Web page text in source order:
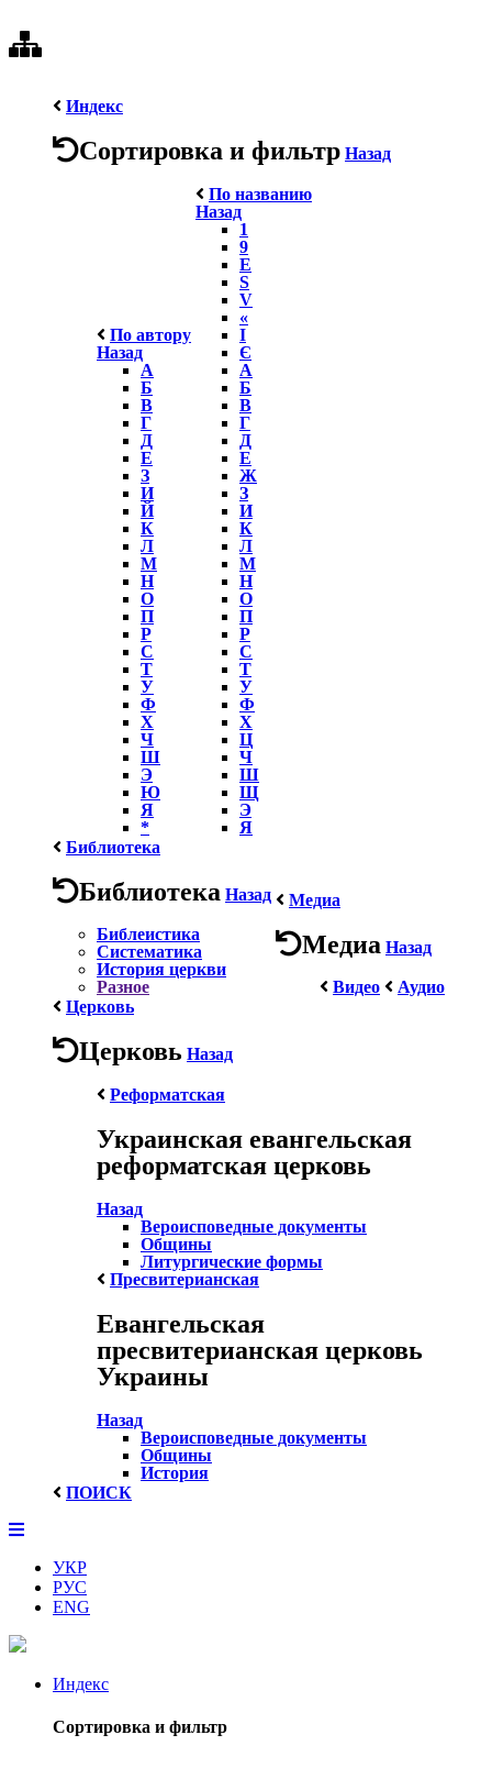
Индекс
Сортировка и фильтр Назад
По автору
Назад
А
Б
В
Г
Д
Е
З
И
Й
К
Л
М
Н
О
П
Р
С
Т
У
Ф
Х
Ч
Ш
Э
Ю
Я
*
По названию
Назад
1
9
E
S
V
«
І
Є
А
Б
В
Г
Д
Е
Ж
З
И
К
Л
М
Н
О
П
Р
С
Т
У
Ф
Х
Ц
Ч
Ш
Щ
Э
Я
Библиотека
Библиотека Назад
Библеистика
Систематика
История церкви
Разное
Медиа
Медиа Назад
Видео
Аудио
Церковь
Церковь Назад
Реформатская
Украинская евангельская
реформатская церковь
Назад
Вероисповедные документы
Общины
Литургические формы
Пресвитерианская
Евангельская
пресвитерианская церковь
Украины
Назад
Вероисповедные документы
Общины
История
ПОИСК
УКР
РУС
ENG
Индекс
Сортировка и фильтр